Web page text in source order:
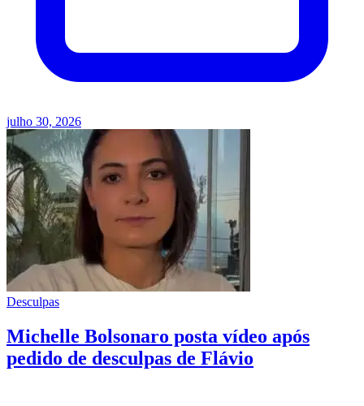
julho 30, 2026
Desculpas
Michelle Bolsonaro posta vídeo após
pedido de desculpas de Flávio